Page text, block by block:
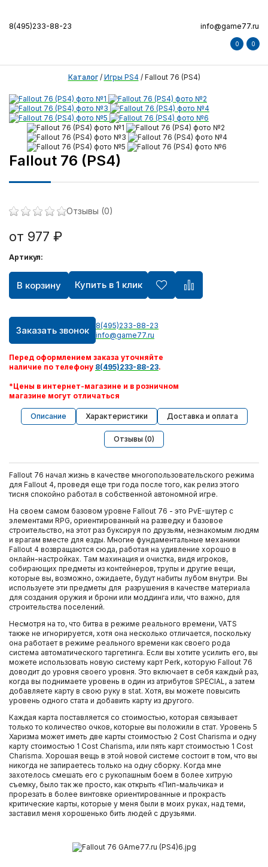
8(495)233-88-23 info@game77.ru
0 0
Каталог/ Игры PS4/ Fallout 76 (PS4)
Fallout 76 (PS4)
Отзывы (0)
от 977 ₽
Артикул:
В корзину Купить в 1 клик
Заказать звонок
8(495)233-88-23
info@game77.ru
Перед оформлением заказа уточняйте
наличие по телефону 8(495)233-88-23.
*Цены в интернет-магазине и в розничном
магазине могут отличаться
Описание Характеристики Доставка и оплата
Отзывы (0)
Fallout 76 начал жизнь в качестве многопользовательского режима
для Fallout 4, проведя еще три года после того, как релиз этого
тисня спокойно работал в собственной автономной игре.
На своем самом базовом уровне Fallout 76 - это PvE-шутер с
элементами RPG, ориентированный на разведку и базовое
строительство, на этот раз буксируя по друзьям, незнакомым людям
и врагам вместе для езды. Многие фундаментальные механики
Fallout 4 возвращаются сюда, работая на удивление хорошо в
онлайн-настройках. Там махинация и очистка, видя игроков,
собирающих предметы из контейнеров, трупы и другие вещи,
которые вы, возможно, ожидаете, будут набиты лубом внутри. Вы
используете эти предметы для разрушения в качестве материала
для создания оружия и брони или моддинга или, что важно, для
строительства поселений.
Несмотря на то, что битва в режиме реального времени, VATS
также не игнорируется, хотя она несколько отличается, поскольку
она работает в режиме реального времени как своего рода
система автоматического таргетинга. Если вы хотите усилить его, вы
можете использовать новую систему карт Perk, которую Fallout 76
доводит до уровня своего уровня. Это включает в себя каждый раз,
когда вы поднимаете уровень в один из атрибутов SPECIAL, а затем
добавляете карту в свою руку в stat. Хотя, вы можете повысить
уровень одного стата и добавить карту из другого.
Каждая карта поставляется со стоимостью, которая связывает
только то количество очков, которые вы положили в стат. Уровень 5
Харизма может иметь две карты стоимостью 2 Cost Charisma и одну
карту стоимостью 1 Cost Charisma, или пять карт стоимостью 1 Cost
Charisma. Хорошая вещь в этой новой системе состоит в том, что вы
никогда не запираетесь только на одну сборку. Когда мне
захотелось смешать его с рукопашным боем в более хитрую
съемку, было так же просто, как открыть «Пип-мальчика» и
прорезать в более винтовке ориентированные и прокрасть
критические карты, которые у меня были в моих руках, над теми,
заставил меня хорошенько бить людей с друзьями.